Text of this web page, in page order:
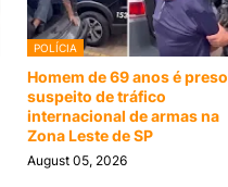
POLÍCIA
Homem de 69 anos é preso
suspeito de tráfico
internacional de armas na
Zona Leste de SP
August 05, 2026